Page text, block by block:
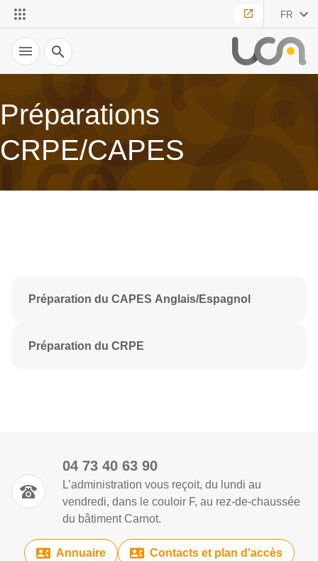
FR
Recherche
Préparations
CRPE/CAPES
Préparation du CAPES Anglais/Espagnol
Préparation du CRPE
04 73 40 63 90
L’administration vous reçoit, du lundi au
vendredi, dans le couloir F, au rez-de-chaussée
du bâtiment Carnot.
Annuaire Contacts et plan d'accès